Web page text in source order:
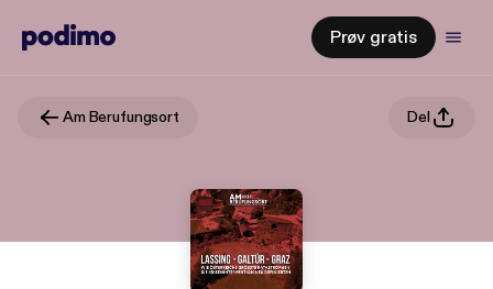
Prøv gratis
Am Berufungsort Del